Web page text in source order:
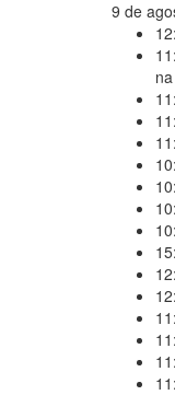
9 de